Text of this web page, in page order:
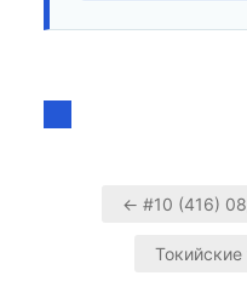
Навигация
← #10 (416)